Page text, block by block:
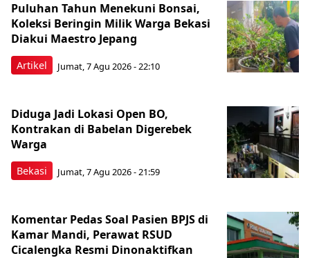
Artikel
Puluhan Tahun Menekuni Bonsai,
Koleksi Beringin Milik Warga Bekasi
Diakui Maestro Jepang
Jumat, 7 Agu 2026 - 22:10
Bekasi
Diduga Jadi Lokasi Open BO,
Kontrakan di Babelan Digerebek
Warga
Jumat, 7 Agu 2026 - 21:59
Komentar Pedas Soal Pasien BPJS di
Kamar Mandi, Perawat RSUD
Cicalengka Resmi Dinonaktifkan